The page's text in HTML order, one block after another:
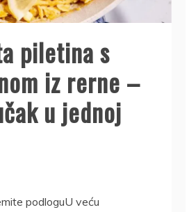
piletina s
iz rerne –
u jednoj
podloguU veću